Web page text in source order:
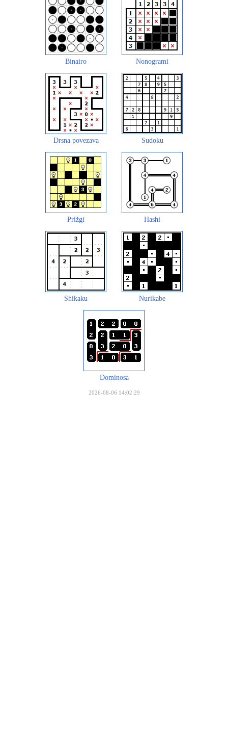
Binairo Nonogrami
Drsna povezava Sudoku
Prižgi Hashi
Shikaku Nurikabe
Dominosa
2026-08-06 14:02:29